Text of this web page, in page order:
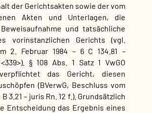
der Gerichtsakten sowie der vom
Akten und Unterlagen, die
und tatsächliche
vorinstanzlichen Gerichts (vgl.
2. Februar 1984 – 6 C 134.81 –
§ 108 Abs. 1 Satz 1 VwGO
das Gericht, diesen
(BVerwG, Beschluss vom
3.21 – juris Rn. 12 f.). Grundsätzlich
Entscheidung das Ergebnis eines